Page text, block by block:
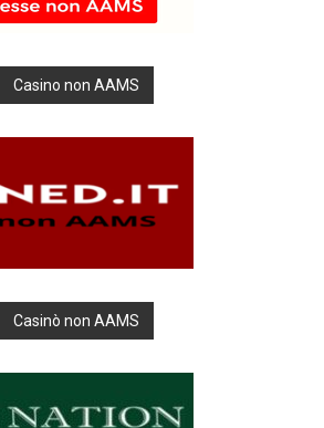
Casino non AAMS
Casinò non AAMS